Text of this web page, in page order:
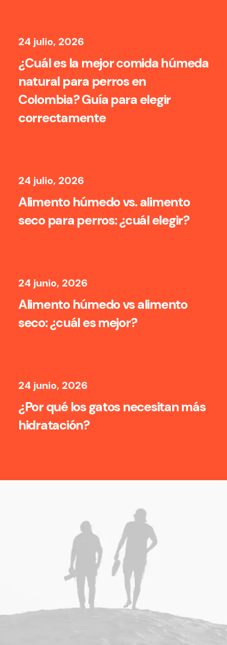
24 julio, 2026
¿Cuál es la mejor comida húmeda
natural para perros en
Colombia? Guía para elegir
correctamente
24 julio, 2026
Alimento húmedo vs. alimento
seco para perros: ¿cuál elegir?
24 junio, 2026
Alimento húmedo vs alimento
seco: ¿cuál es mejor?
24 junio, 2026
¿Por qué los gatos necesitan más
hidratación?